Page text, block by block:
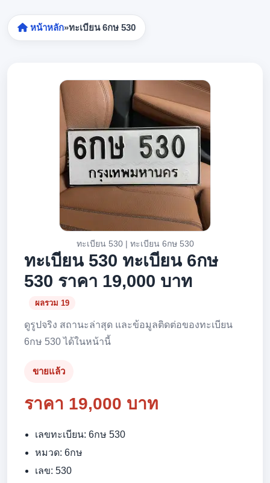
หน้าหลัก»ทะเบียน 6กษ 530
ทะเบียน 530 | ทะเบียน 6กษ 530
ทะเบียน 530 ทะเบียน 6กษ
530 ราคา 19,000 บาท
ผลรวม 19
ดูรูปจริง สถานะล่าสุด และข้อมูลติดต่อของทะเบียน
6กษ 530 ได้ในหน้านี้
ขายแล้ว
ราคา 19,000 บาท
เลขทะเบียน: 6กษ 530
หมวด: 6กษ
เลข: 530